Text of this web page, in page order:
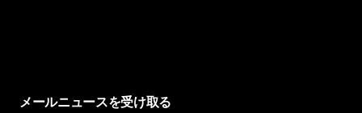
メールニュースを受け取る